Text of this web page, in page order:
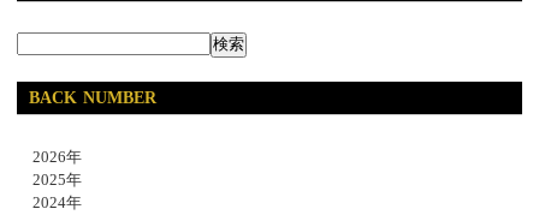
BACK NUMBER
2026年
2025年
2024年